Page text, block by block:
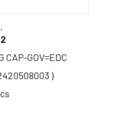
CAP-GOV=EDC
)